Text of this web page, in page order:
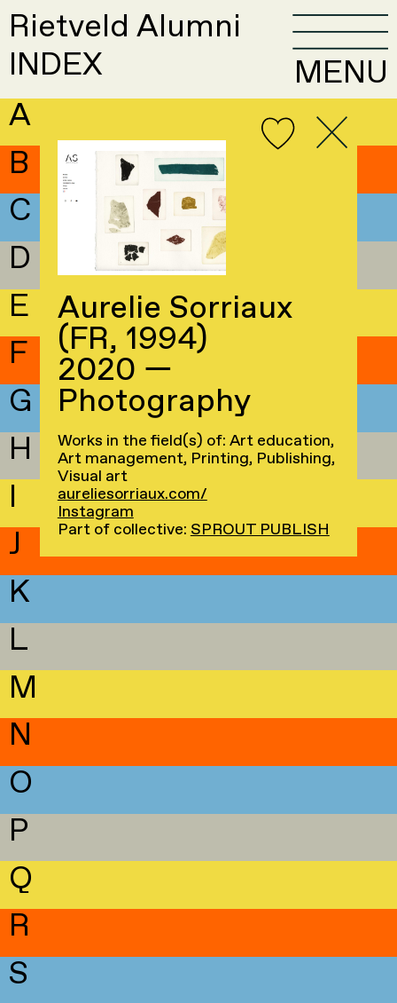
Rietveld Alumni
INDEX
MENU
A
B
C
D
E
F
G
H
I
J
K
L
M
N
O
P
Q
R
S
Aurelie Sorriaux
(FR, 1994)
2020 —
Photography
Works in the field(s) of: Art education,
Art management, Printing, Publishing,
Visual art
aureliesorriaux.com/
Instagram
Part of collective:SPROUT PUBLISH